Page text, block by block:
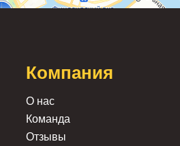
Компания
О нас
Команда
Отзывы